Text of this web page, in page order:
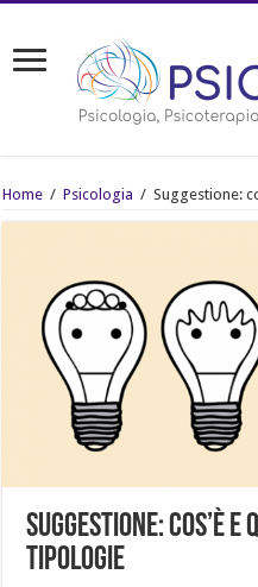
Home / Psicologia / Suggestione:
Suggestione: cos’è
tipologie